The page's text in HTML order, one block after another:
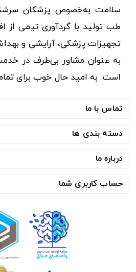
سلامت به‌خصوص پزشکان
طب تولید با گردآوری تیمی از
تجهیزات پزشکی، آرایشی و
به عنوان مشاور بی‌طرف در
است. به امید حال خوب برای
تماس با ما
دسته بندی ها
درباره ما
حساب کاربری شما